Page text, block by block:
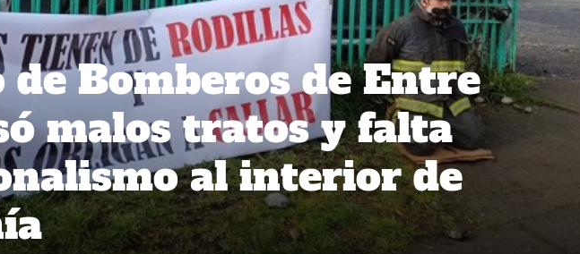
Bomberos de Entre
malos tratos y falta
al interior de